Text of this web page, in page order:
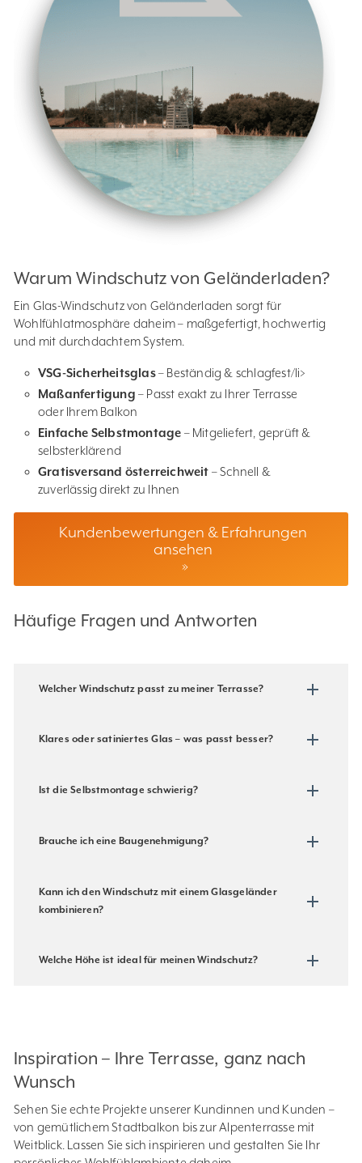
Warum Windschutz von Geländerladen?
Ein Glas-Windschutz von Geländerladen sorgt für
Wohlfühlatmosphäre daheim – maßgefertigt, hochwertig
und mit durchdachtem System.
VSG-Sicherheitsglas– Beständig & schlagfest/li>
Maßanfertigung – Passt exakt zu Ihrer Terrasse
oder Ihrem Balkon
Einfache Selbstmontage – Mitgeliefert, geprüft &
selbsterklärend
Gratisversand österreichweit – Schnell &
zuverlässig direkt zu Ihnen
Kundenbewertungen & Erfahrungen
ansehen
»
Häufige Fragen und Antworten
Welcher Windschutz passt zu meiner Terrasse?
Klares oder satiniertes Glas – was passt besser?
Ist die Selbstmontage schwierig?
Brauche ich eine Baugenehmigung?
Kann ich den Windschutz mit einem Glasgeländer
kombinieren?
Welche Höhe ist ideal für meinen Windschutz?
Inspiration – Ihre Terrasse, ganz nach
Wunsch
Sehen Sie echte Projekte unserer Kundinnen und Kunden –
von gemütlichem Stadtbalkon bis zur Alpenterrasse mit
Weitblick. Lassen Sie sich inspirieren und gestalten Sie Ihr